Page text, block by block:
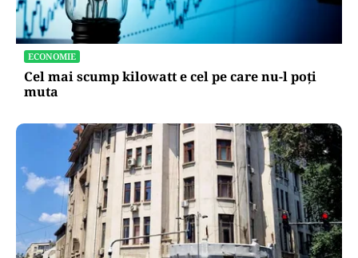
ECONOMIE
Cel mai scump kilowatt e cel pe care nu-l poți
muta